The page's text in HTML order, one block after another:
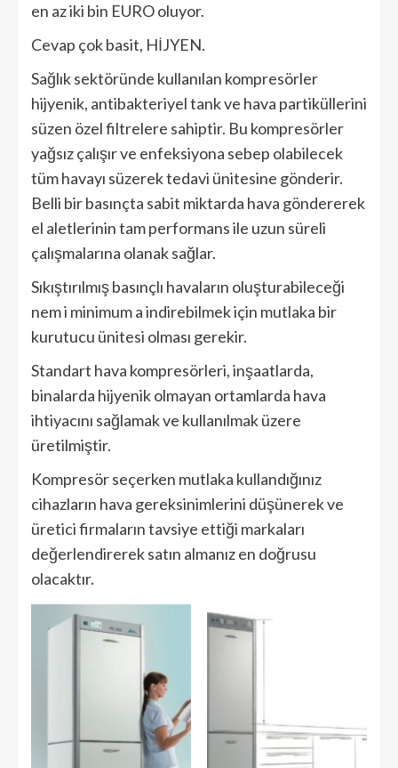
en az iki bin EURO oluyor.
Cevap çok basit, HİJYEN.
Sağlık sektöründe kullanılan kompresörler
hijyenik, antibakteriyel tank ve hava partiküllerini
süzen özel filtrelere sahiptir. Bu kompresörler
yağsız çalışır ve enfeksiyona sebep olabilecek
tüm havayı süzerek tedavi ünitesine gönderir.
Belli bir basınçta sabit miktarda hava göndererek
el aletlerinin tam performans ile uzun süreli
çalışmalarına olanak sağlar.
Sıkıştırılmış basınçlı havaların oluşturabileceği
nem i minimum a indirebilmek için mutlaka bir
kurutucu ünitesi olması gerekir.
Standart hava kompresörleri, inşaatlarda,
binalarda hijyenik olmayan ortamlarda hava
ihtiyacını sağlamak ve kullanılmak üzere
üretilmiştir.
Kompresör seçerken mutlaka kullandığınız
cihazların hava gereksinimlerini düşünerek ve
üretici firmaların tavsiye ettiği markaları
değerlendirerek satın almanız en doğrusu
olacaktır.